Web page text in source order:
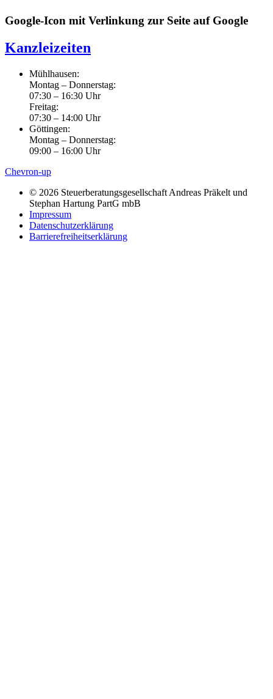
Google-Icon mit Verlinkung zur Seite auf Google
Kanzleizeiten
Mühlhausen:
Montag – Donnerstag:
07:30 – 16:30 Uhr
Freitag:
07:30 – 14:00 Uhr
Göttingen:
Montag – Donnerstag:
09:00 – 16:00 Uhr
Chevron-up
© 2026 Steuerberatungsgesellschaft Andreas Präkelt und
Stephan Hartung PartG mbB
Impressum
Datenschutzerklärung
Barrierefreiheitserklärung